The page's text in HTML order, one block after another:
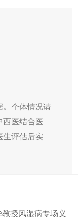
。个体情况请
西医结合医
生评估后实
授风湿病专场义